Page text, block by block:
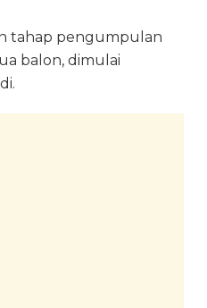
tahap pengumpulan
balon, dimulai